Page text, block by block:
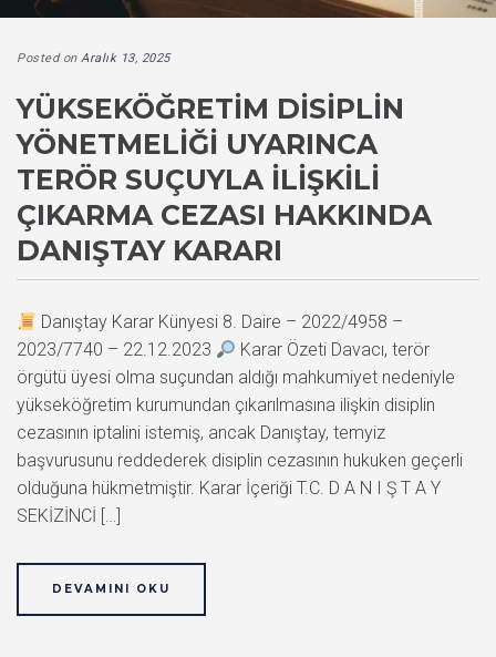
Posted on Aralık 13, 2025
YÜKSEKÖĞRETIM DISIPLIN
YÖNETMELIĞI UYARINCA
TERÖR SUÇUYLA İLIŞKILI
ÇIKARMA CEZASI HAKKINDA
DANIŞTAY KARARI
Danıştay Karar Künyesi 8. Daire – 2022/4958 –
2023/7740 – 22.12.2023
Karar Özeti Davacı, terör
örgütü üyesi olma suçundan aldığı mahkumiyet nedeniyle
yükseköğretim kurumundan çıkarılmasına ilişkin disiplin
cezasının iptalini istemiş, ancak Danıştay, temyiz
başvurusunu reddederek disiplin cezasının hukuken geçerli
olduğuna hükmetmiştir. Karar İçeriği T.C. D A N I Ş T A Y
SEKİZİNCİ […]
DEVAMINI OKU